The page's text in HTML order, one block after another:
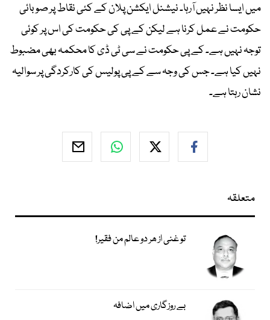
میں ایسا نظر نہیں آرہا۔ نیشنل ایکشن پلان کے کئی نقاط پر صوبائی
حکومت نے عمل کرنا ہے لیکن کے پی کی حکومت کی اس پر کوئی
توجہ نہیں ہے۔ کے پی حکومت نے سی ٹی ڈی کا محکمہ بھی مضبوط
نہیں کیا ہے۔ جس کی وجہ سے کے پی پولیس کی کارکردگی پر سوالیہ
نشان رہتا ہے۔
متعلقہ
تو غنی از ھر دو عالم من فقیر!
بے روزگاری میں اضافہ